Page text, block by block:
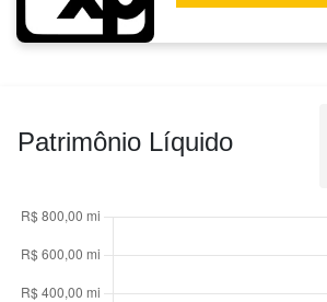
Patrimônio Líquido